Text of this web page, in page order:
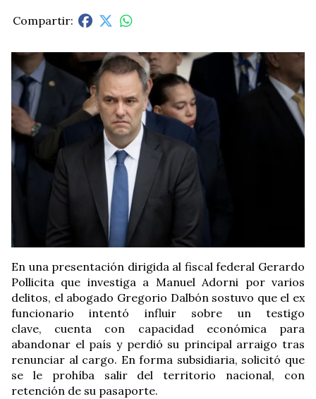
En una presentación dirigida al fiscal federal Gerardo
Pollicita que investiga a Manuel Adorni por varios
delitos, el abogado Gregorio Dalbón sostuvo que el ex
funcionario intentó influir sobre un testigo
clave, cuenta con capacidad económica para
abandonar el país y perdió su principal arraigo tras
renunciar al cargo. En forma subsidiaria, solicitó que
se le prohíba salir del territorio nacional, con
retención de su pasaporte.